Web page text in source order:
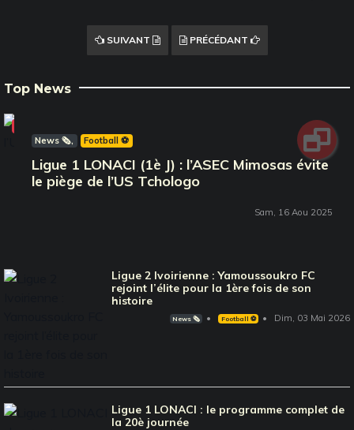
SUIVANT PRÉCÉDANT
Top News
News 🗞️ Football ⚽️
Ligue 1 LONACI (1è J) : l’ASEC Mimosas évite
le piège de l’US Tchologo
Sam, 16 Aou 2025
Ligue 2 Ivoirienne : Yamoussoukro FC
rejoint l’élite pour la 1ère fois de son
histoire
News 🗞️ Football ⚽️ Dim, 03 Mai 2026
Ligue 1 LONACI : le programme complet de
la 20è journée